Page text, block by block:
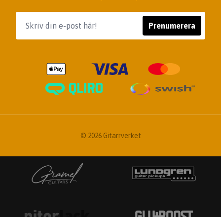
Prenumerera
© 2026 Gitarrverket